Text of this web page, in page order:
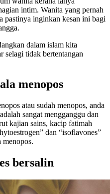
intim. Wanita yang pernah
pastinya inginkan kesan ini bagi
dalam islam kita
selagi tidak bertentangan
menopos
atau sudah menopos, anda
sangat mengganggu dan
kajian sains, kacip fatimah
dan “isoflavones”
menopos.
bersalin